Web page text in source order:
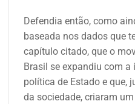
Defendia então, como
baseada nos dados que
capítulo citado, que o
Brasil se expandiu com
política de Estado e que,
da sociedade, criaram